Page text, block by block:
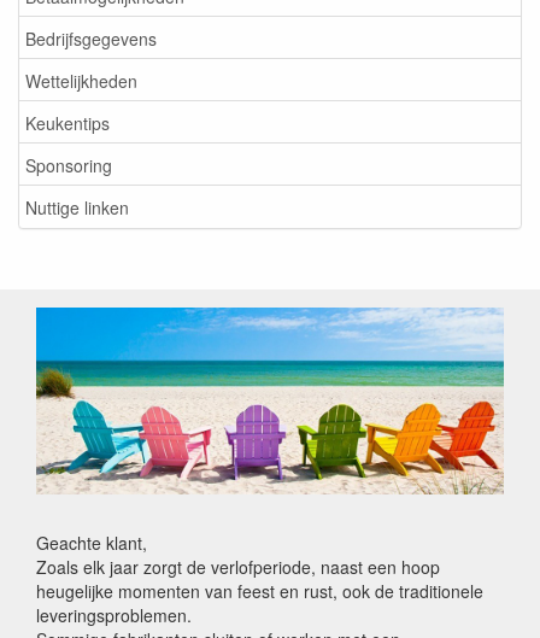
Bedrijfsgegevens
Wettelijkheden
Keukentips
Sponsoring
Nuttige linken
Geachte klant,
Zoals elk jaar zorgt de verlofperiode, naast een hoop
heugelijke momenten van feest en rust, ook de traditionele
leveringsproblemen.